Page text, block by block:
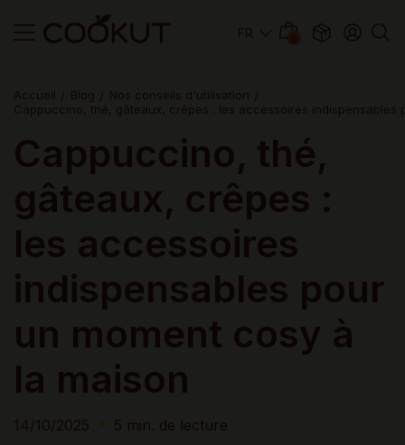
Accueil Blog
Nos conseils d'utilisation
Cappuccino, thé, gâteaux, crêpes : les accessoires indispensables
Cappuccino, thé,
gâteaux, crêpes :
les accessoires
indispensables pour
un moment cosy à
la maison
14/10/2025 5 min. de lecture